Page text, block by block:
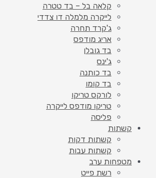
קלאה בל – בד טטרה
לייקרה מלמלה דו צדדי
ג'קרד תחרה
אריג מודפס
בד גובלן
ג'ינס
בד כותנה
בד קומו
לורקס טריקו
טריקו מודפס לייקרה
פליסה
קשתות
קשתות דקות
קשתות עבות
מטפחות ערב
רשת פייט